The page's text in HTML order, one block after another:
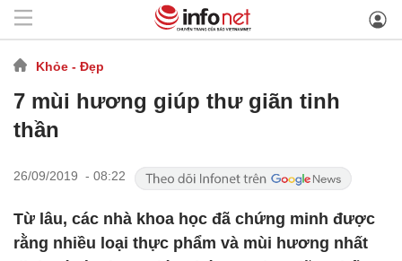
Khỏe - Đẹp
7 mùi hương giúp thư giãn tinh
thần
26/09/2019 - 08:22
Từ lâu, các nhà khoa học đã chứng minh được
rằng nhiều loại thực phẩm và mùi hương nhất